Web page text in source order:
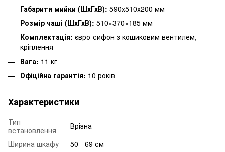
Габарити мийки (ШхГхВ): 590х510х200 мм
Розмір чаші (ШхГхВ): 510×370×185 мм
Комплектація: євро-сифон з кошиковим вентилем,
кріплення
Вага: 11 кг
Офіційна гарантія: 10 років
Характеристики
Тип
встановлення
Врізна
Ширина шкафу
50 - 69 см